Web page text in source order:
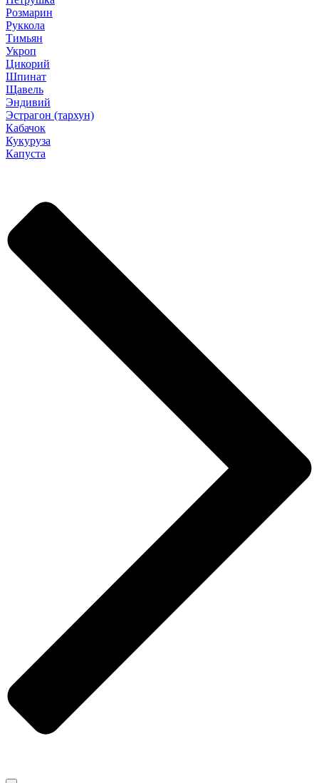
Розмарин
Руккола
Тимьян
Укроп
Цикорий
Шпинат
Щавель
Эндивий
Эстрагон (тархун)
Кабачок
Кукуруза
Капуста